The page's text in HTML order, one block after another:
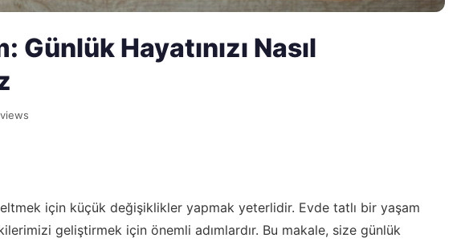
Günlük Hayatınızı Nasıl
için küçük değişiklikler yapmak yeterlidir. Evde tatlı bir yaşam
geliştirmek için önemli adımlardır. Bu makale, size günlük